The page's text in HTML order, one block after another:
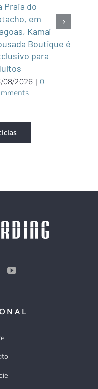
Praia do
em
Kamai
Boutique é
para
08/2026 | 0